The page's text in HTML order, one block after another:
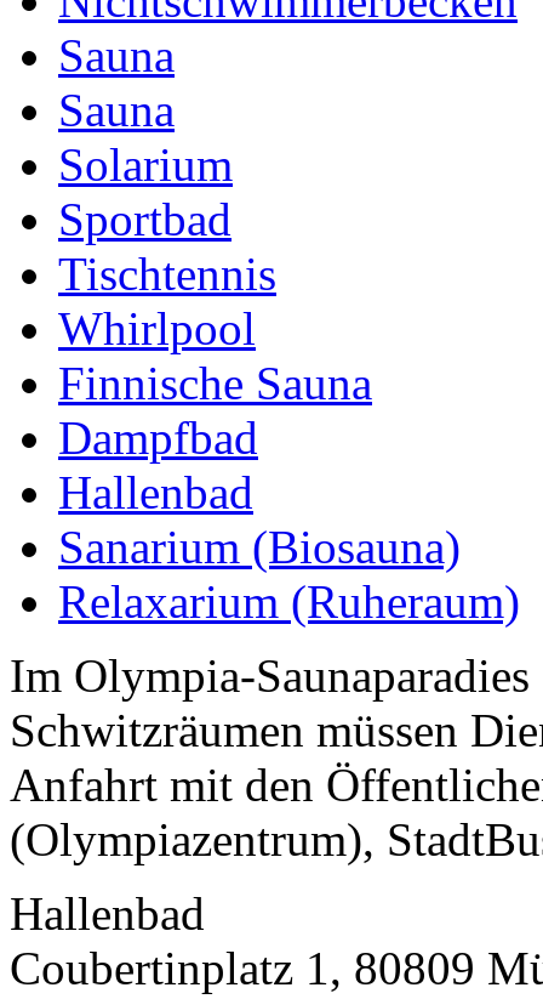
Sauna
Sauna
Solarium
Sportbad
Tischtennis
Whirlpool
Finnische Sauna
Dampfbad
Hallenbad
Sanarium (Biosauna)
Relaxarium (Ruheraum)
Im Olympia-
Schwitzräumen müssen
Anfahrt mit den
(Olympiazentrum),
Hallenbad
Coubertinplatz 1, 80809